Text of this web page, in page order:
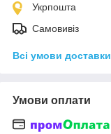
Укрпошта
Самовивіз
Всі умови доставки
Умови оплати